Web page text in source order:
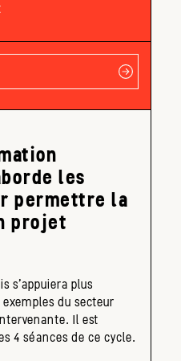
les
permettre la
projet
s’appuiera plus
du secteur
Il est
4 séances de ce cycle.